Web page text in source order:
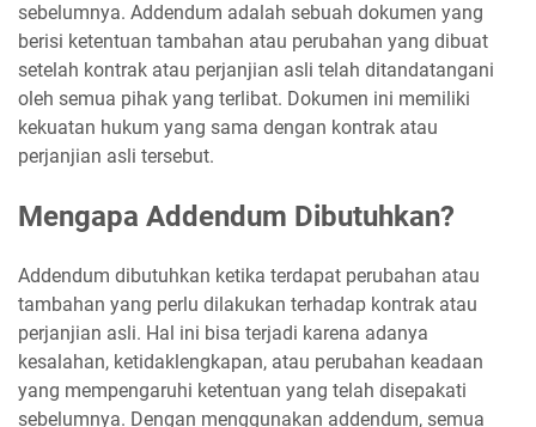
sebelumnya. Addendum adalah sebuah dokumen yang
berisi ketentuan tambahan atau perubahan yang dibuat
setelah kontrak atau perjanjian asli telah ditandatangani
oleh semua pihak yang terlibat. Dokumen ini memiliki
kekuatan hukum yang sama dengan kontrak atau
perjanjian asli tersebut.
Mengapa Addendum Dibutuhkan?
Addendum dibutuhkan ketika terdapat perubahan atau
tambahan yang perlu dilakukan terhadap kontrak atau
perjanjian asli. Hal ini bisa terjadi karena adanya
kesalahan, ketidaklengkapan, atau perubahan keadaan
yang mempengaruhi ketentuan yang telah disepakati
sebelumnya. Dengan menggunakan addendum, semua